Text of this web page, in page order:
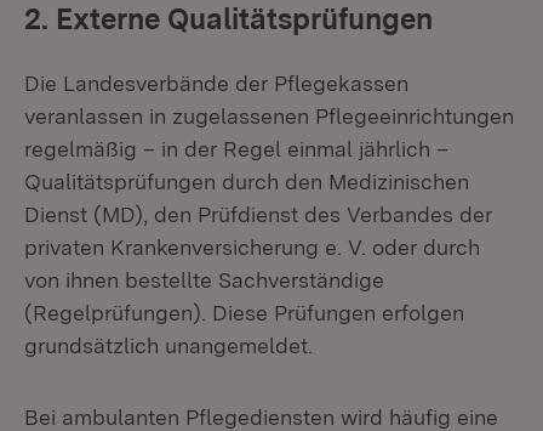
2. Externe Qualitätsprüfungen
Die Landesverbände der Pflegekassen
veranlassen in zugelassenen Pflegeeinrichtungen
regelmäßig – in der Regel einmal jährlich –
Qualitätsprüfungen durch den Medizinischen
Dienst (MD), den Prüfdienst des Verbandes der
privaten Krankenversicherung e. V. oder durch
von ihnen bestellte Sachverständige
(Regelprüfungen). Diese Prüfungen erfolgen
grundsätzlich unangemeldet.
Bei ambulanten Pflegediensten wird häufig eine